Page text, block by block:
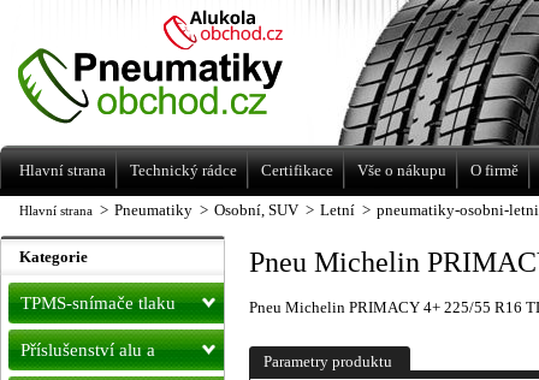
Hlavní strana > Pneumatiky > Osobní, SUV > Letní > pneumatiky-osobni-
Pneu Michelin
Pneu Michelin PRIMACY 4+ 225/55 R16
Parametry produktu
Kategorie
TPMS-snímače tlaku
Příslušenství alu a
Levné pneumatiky letní, zimní, Alu kola
a litá kola Racing Line
Hlavní strana Technický rádce Certifikace Vše o nákupu O firmě